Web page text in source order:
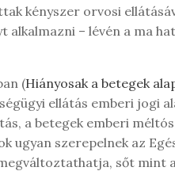
kényszer orvosi
alkalmazni – lévén a ma
(Hiányosak a betegek
ellátás emberi jogi
a betegek emberi
ugyan szerepelnek az
sőt mint